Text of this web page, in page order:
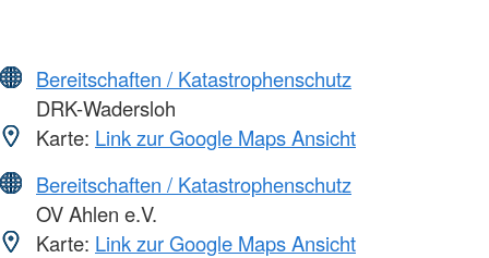
Bereitschaften / Katastrophenschutz
DRK-Wadersloh
Karte: Link zur Google Maps Ansicht
Bereitschaften / Katastrophenschutz
OV Ahlen e.V.
Karte: Link zur Google Maps Ansicht